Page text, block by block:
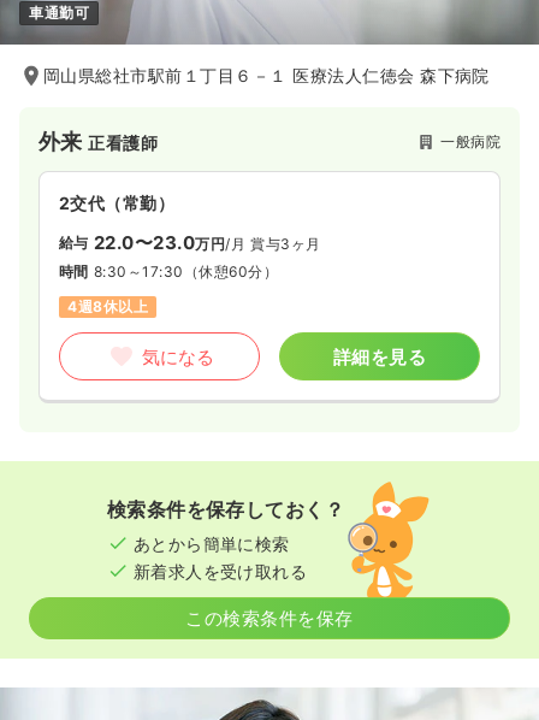
車通勤可
岡山県総社市駅前１丁目６－１ 医療法人仁徳会 森下病院
外来正看護師 一般病院
2交代（常勤）
給与 22.0〜23.0万円/月 賞与3ヶ月
時間 8:30～17:30 （休憩60分）
4週8休以上
気になる 詳細を見る
検索条件を保存しておく？
あとから簡単に検索
新着求人を受け取れる
この検索条件を保存